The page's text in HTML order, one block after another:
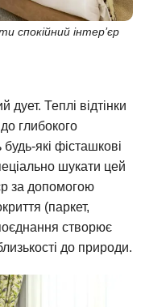
спокійний інтер’єр
Теплі відтінки
глибокого
які фісташкові
шукати цей
за допомогою
(паркет,
створює
до природи.